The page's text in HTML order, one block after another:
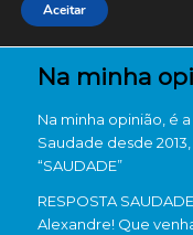
Na minha
Na minha opinião, é
Saudade desde
“SAUDADE”
RESPOSTA
Alexandre! Que
Aceitar